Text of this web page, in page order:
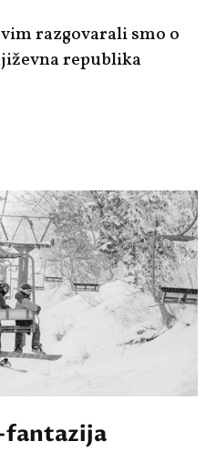
razgovarali smo o
republika
fantazija